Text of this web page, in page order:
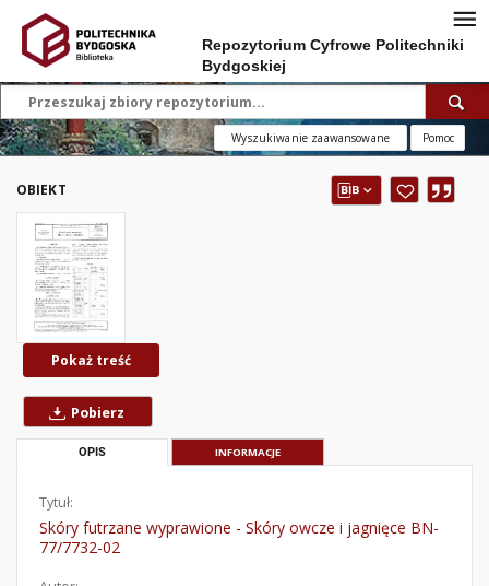
Repozytorium Cyfrowe Politechniki
Bydgoskiej
Wyszukiwanie zaawansowane Pomoc
OBIEKT
Pokaż treść
Pobierz
OPIS INFORMACJE
Tytuł:
Skóry futrzane wyprawione - Skóry owcze i jagnięce BN-
77/7732-02